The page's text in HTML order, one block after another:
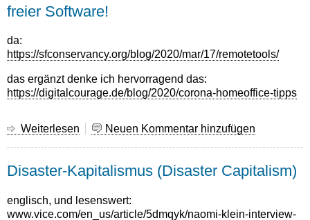
Anstalt"
Homeoffice
freier Software!
da:
https://sfconservancy.org/blog/2020/mar/17/remotetools/
das ergänzt denke ich hervorragend das:
https://digitalcourage.de/blog/2020/corona-homeoffice-tipps
Weiterlesen über
homeoffice
Communities
mit
Neuen Kommentar hinzufügen
Disaster-Kapitalismus (Disaster Capitalism)
englisch, und lesenswert:
www.vice.com/en_us/article/5dmqyk/naomi-klein-interview-